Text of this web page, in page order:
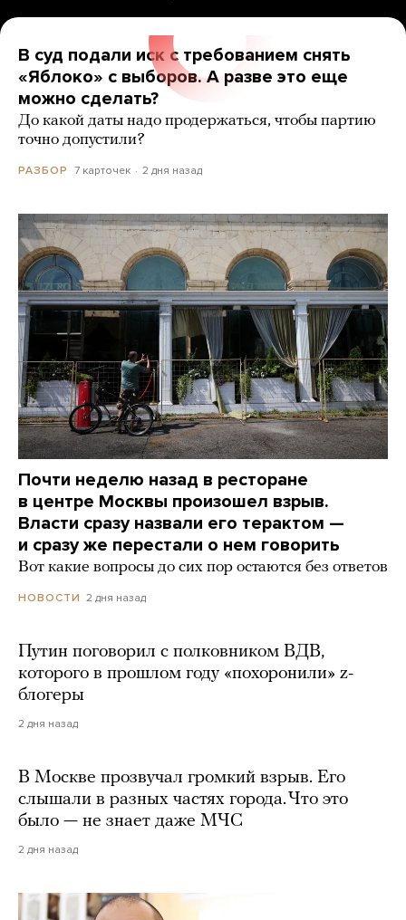
В суд подали иск с требованием снять
«Яблоко» с выборов. А разве это еще
можно сделать?
До какой даты надо продержаться, чтобы партию
точно допустили?
РАЗБОР 7 карточек 2 дня назад
Почти неделю назад в ресторане
в центре Москвы произошел взрыв.
Власти сразу назвали его терактом —
и сразу же перестали о нем говорить
Вот какие вопросы до сих пор остаются без ответов
НОВОСТИ 2 дня назад
Путин поговорил с полковником ВДВ,
которого в прошлом году «похоронили» z-
блогеры
2 дня назад
В Москве прозвучал громкий взрыв. Его
слышали в разных частях города. Что это
было — не знает даже МЧС
2 дня назад